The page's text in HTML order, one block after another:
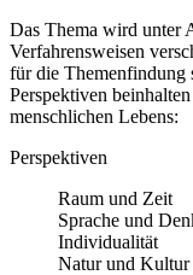
Das Thema wird unter
Verfahrensweisen
für die Themenfindung
Perspektiven
menschlichen Lebens:
Perspektiven
Raum und Zeit
Sprache und
Individualität
Natur und Kultur